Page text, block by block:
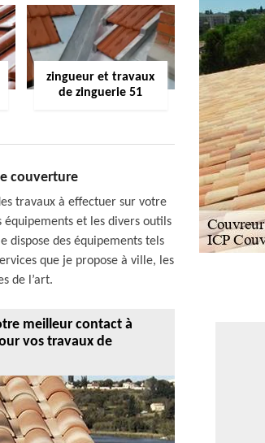
zingueur et travaux
de zinguerie 51
couverture
travaux à effectuer sur votre
et les divers outils
dispose des équipements tels
que je propose à ville, les
de l’art.
meilleur contact à
vos travaux de